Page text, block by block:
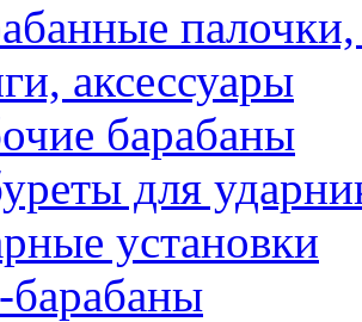
палочки,
аксессуары
барабаны
для
установки
барабаны